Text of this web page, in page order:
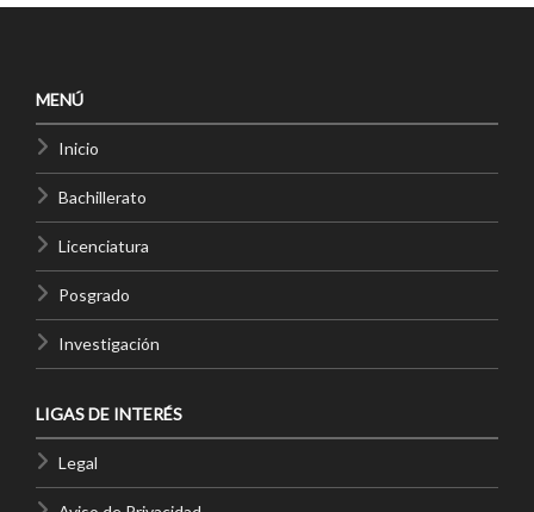
MENÚ
Inicio
Bachillerato
Licenciatura
Posgrado
Investigación
LIGAS DE INTERÉS
Legal